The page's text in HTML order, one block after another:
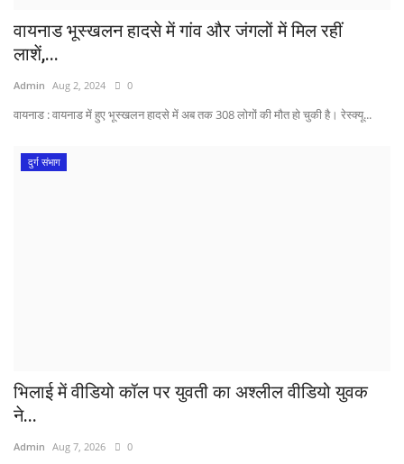
वायनाड भूस्खलन हादसे में गांव और जंगलों में मिल रहीं
लाशें,...
Admin Aug 2, 2024 0
वायनाड : वायनाड में हुए भूस्खलन हादसे में अब तक 308 लोगों की मौत हो चुकी है। रेस्क्यू...
दुर्ग संभाग
भिलाई में वीडियो कॉल पर युवती का अश्लील वीडियो युवक
ने...
Admin Aug 7, 2026 0